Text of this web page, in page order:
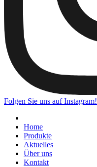
Folgen Sie uns auf Instagram!
Home
Produkte
Aktuelles
Über uns
Kontakt